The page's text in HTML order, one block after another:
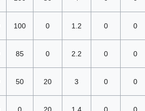
100 0 1.2 0 0
85 0 2.2 0 0
50 20 3 0 0
0 20 1.4 0 0